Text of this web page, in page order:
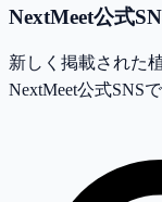
NextMeet公式
新しく掲載された
NextMeet公式SNS